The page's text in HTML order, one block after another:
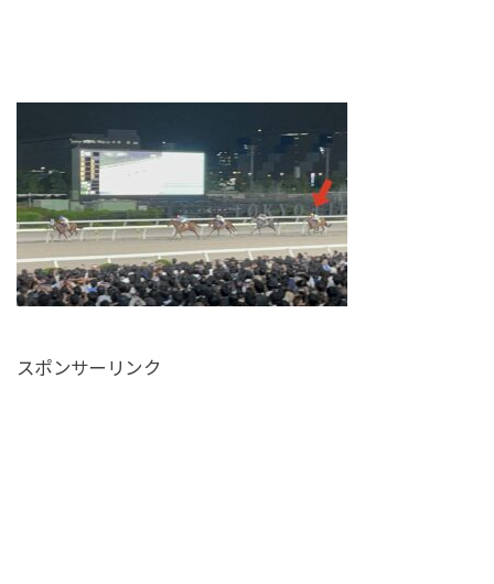
スポンサーリンク